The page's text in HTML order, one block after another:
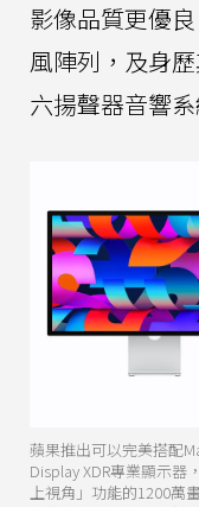
影像品質更優
風陣列，及身
六揚聲器音響系
蘋果推出可以完美搭配
Display XDR專業顯示
上視角」功能的1200萬